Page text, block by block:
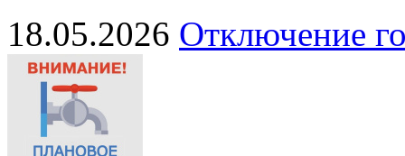
18.05.2026 Отключение